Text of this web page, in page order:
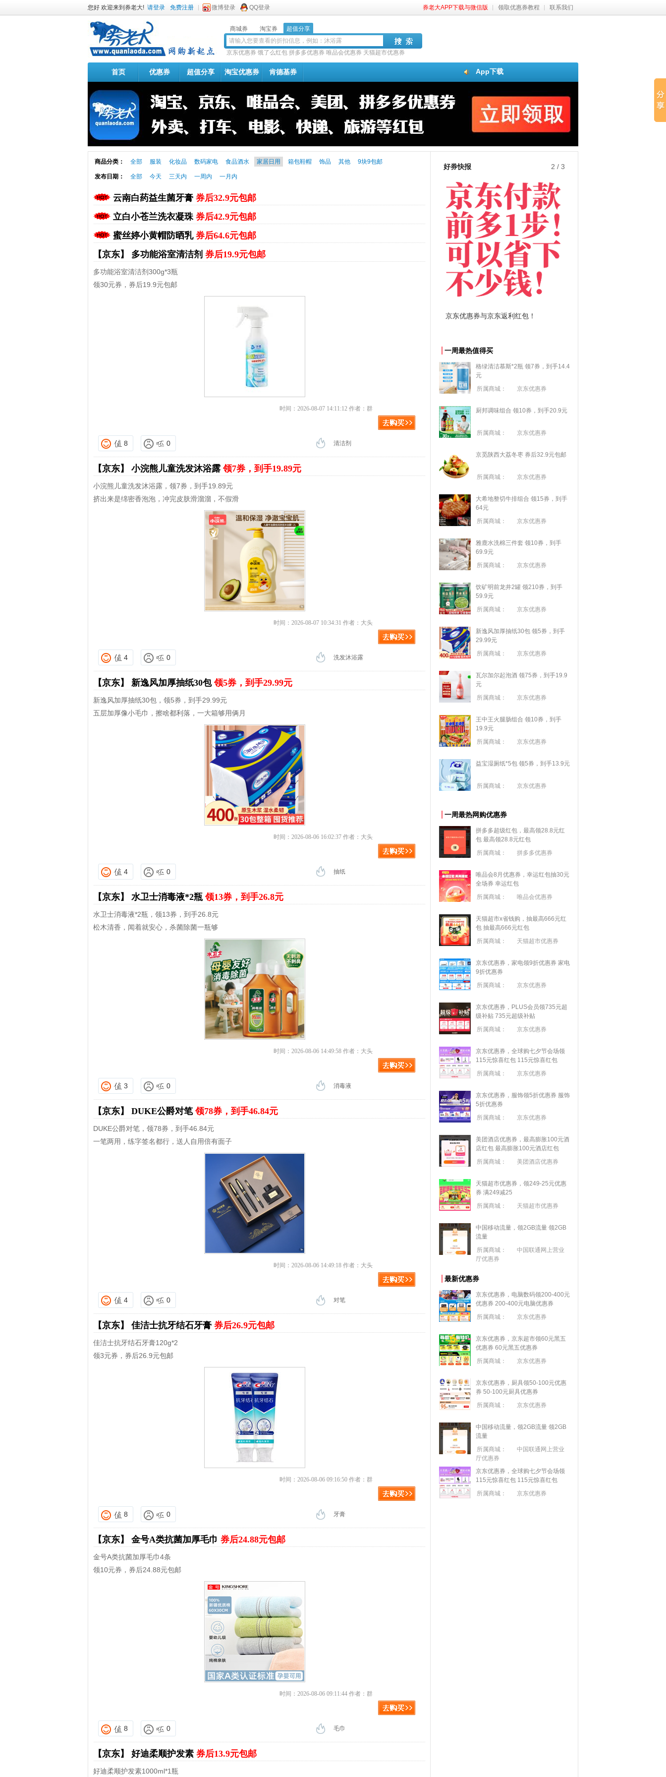
您好 欢迎来到券老大! 请登录 免费注册 微博登录 QQ登录 券老大APP下载与微信版 领取优惠券教程 联系我们
商城券 淘宝券 超值分享
京东优惠券 饿了么红包 拼多多优惠券 唯品会优惠券 天猫超市优惠券
App下载
首页 优惠券 超值分享 淘宝优惠券 肯德基券
商品分类： 全部 服装 化妆品 数码家电 食品酒水 家居日用 箱包鞋帽 饰品 其他 9块9包邮
发布日期： 全部 今天 三天内 一周内 一月内
云南白药益生菌牙膏 券后32.9元包邮
立白小苍兰洗衣凝珠 券后42.9元包邮
蜜丝婷小黄帽防晒乳 券后64.6元包邮
【京东】 多功能浴室清洁剂 券后19.9元包邮
多功能浴室清洁剂300g*3瓶
领30元券，券后19.9元包邮
时间：2026-08-07 14:11:12 作者：群
8 0 清洁剂
【京东】 小浣熊儿童洗发沐浴露领7券，到手19.89元
小浣熊儿童洗发沐浴露，领7券，到手19.89元
挤出来是绵密香泡泡，冲完皮肤滑溜溜，不假滑
时间：2026-08-07 10:34:31 作者：大头
4 0 洗发沐浴露
【京东】 新逸风加厚抽纸30包领5券，到手29.99元
新逸风加厚抽纸30包，领5券，到手29.99元
五层加厚像小毛巾，擦啥都利落，一大箱够用俩月
时间：2026-08-06 16:02:37 作者：大头
4 0 抽纸
【京东】 水卫士消毒液*2瓶领13券，到手26.8元
水卫士消毒液*2瓶，领13券，到手26.8元
松木清香，闻着就安心，杀菌除菌一瓶够
时间：2026-08-06 14:49:58 作者：大头
3 0 消毒液
【京东】 DUKE公爵对笔领78券，到手46.84元
DUKE公爵对笔，领78券，到手46.84元
一笔两用，练字签名都行，送人自用倍有面子
时间：2026-08-06 14:49:18 作者：大头
4 0 对笔
【京东】佳洁士抗牙结石牙膏 券后26.9元包邮
佳洁士抗牙结石牙膏120g*2
领3元券，券后26.9元包邮
时间：2026-08-06 09:16:50 作者：群
8 0 牙膏
【京东】 金号A类抗菌加厚毛巾 券后24.88元包邮
金号A类抗菌加厚毛巾4条
领10元券，券后24.88元包邮
时间：2026-08-06 09:11:44 作者：群
8 0 毛巾
【京东】 好迪柔顺护发素 券后13.9元包邮
好迪柔顺护发素1000ml*1瓶
好券快报 3 / 3
淘宝优惠券+淘宝返利 拼多多优惠券+拼多多返利
一周最热值得买
格绿清洁慕斯*2瓶 领7券，到手14.4
元
所属商城：
京东优惠券
厨邦调味组合 领10券，到手20.9元
所属商城： 京东优惠券
京觅陕西大荔冬枣 券后32.9元包邮
所属商城： 京东优惠券
大希地整切牛排组合 领15券，到手
64元
所属商城：
京东优惠券
雅鹿水洗棉三件套 领10券，到手
69.9元
所属商城：
京东优惠券
饮矿明前龙井2罐 领210券，到手
59.9元
所属商城：
京东优惠券
新逸风加厚抽纸30包 领5券，到手
29.99元
所属商城：
京东优惠券
瓦尔加尔起泡酒 领75券，到手19.9
元
所属商城：
京东优惠券
王中王火腿肠组合 领10券，到手
19.9元
所属商城：
京东优惠券
益宝湿厕纸*5包 领5券，到手13.9元
所属商城： 京东优惠券
一周最热网购优惠券
拼多多超级红包，最高领28.8元红
包 最高领28.8元红包
所属商城：
拼多多优惠券
唯品会8月优惠券，幸运红包抽30元
全场券 幸运红包
所属商城：
唯品会优惠券
天猫超市x省钱购，抽最高666元红
包 抽最高666元红包
所属商城：
天猫超市优惠券
京东优惠券，家电领9折优惠券 家电
9折优惠券
所属商城：
京东优惠券
京东优惠券，PLUS会员领735元超
级补贴 735元超级补贴
所属商城：
京东优惠券
京东优惠券，全球购七夕节会场领
115元惊喜红包 115元惊喜红包
所属商城：
京东优惠券
京东优惠券，服饰领5折优惠券 服饰
5折优惠券
所属商城：
京东优惠券
美团酒店优惠券，最高膨胀100元酒
店红包 最高膨胀100元酒店红包
所属商城：
美团酒店优惠券
天猫超市优惠券，领249-25元优惠
券 满249减25
所属商城：
天猫超市优惠券
中国移动流量，领2GB流量 领2GB
流量
所属商城：
中国联通网上营业
厅优惠券
最新优惠券
京东优惠券，电脑数码领200-400元
优惠券 200-400元电脑优惠券
所属商城：
京东优惠券
京东优惠券，京东超市领60元黑五
优惠券 60元黑五优惠券
所属商城：
京东优惠券
京东优惠券，厨具领50-100元优惠
券 50-100元厨具优惠券
所属商城：
京东优惠券
中国移动流量，领2GB流量 领2GB
流量
所属商城：
中国联通网上营业
厅优惠券
京东优惠券，全球购七夕节会场领
115元惊喜红包 115元惊喜红包
所属商城：
京东优惠券